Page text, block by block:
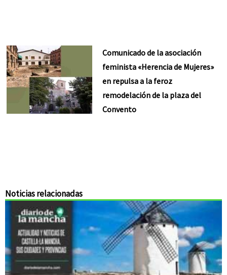
Comunicado de la asociación
feminista «Herencia de Mujeres»
en repulsa a la feroz
remodelación de la plaza del
Convento
Noticias relacionadas